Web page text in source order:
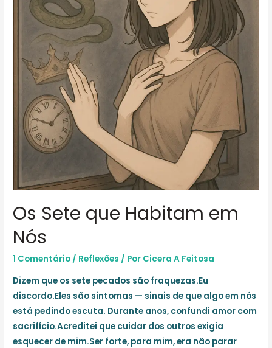
Os Sete que Habitam em
Nós
1 Comentário / Reflexões / Por Cicera A Feitosa
Dizem que os sete pecados são fraquezas.Eu
discordo.Eles são sintomas — sinais de que algo em nós
está pedindo escuta. Durante anos, confundi amor com
sacrifício.Acreditei que cuidar dos outros exigia
esquecer de mim.Ser forte, para mim, era não parar